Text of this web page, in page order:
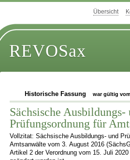
Übersicht
REVOSax
Historische Fassung war gültig vom
Sächsische Ausbildungs-
Prüfungsordnung für
Vollzitat: Sächsische Ausbildungs- und
Amtsanwälte vom 3. August 2016
Artikel 2 der Verordnung vom 15. Juli